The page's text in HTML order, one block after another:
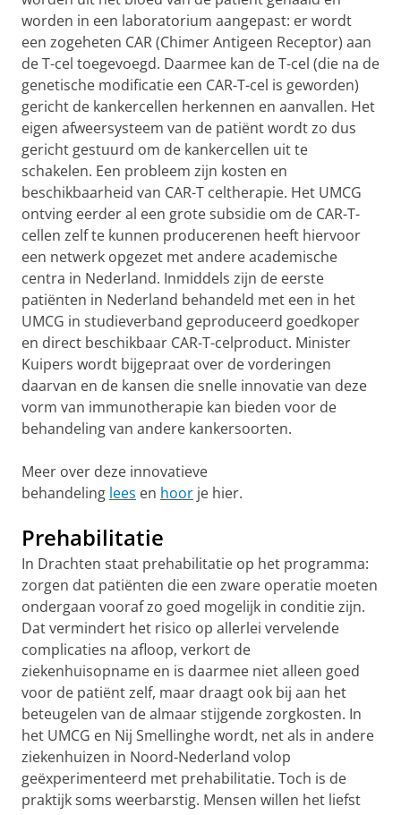
worden in een laboratorium aangepast: er wordt
een zogeheten CAR (Chimer Antigeen Receptor) aan
de T-cel toegevoegd. Daarmee kan de T-cel (die na de
genetische modificatie een CAR-T-cel is geworden)
gericht de kankercellen herkennen en aanvallen. Het
eigen afweersysteem van de patiënt wordt zo dus
gericht gestuurd om de kankercellen uit te
schakelen. Een probleem zijn kosten en
beschikbaarheid van CAR-T celtherapie. Het UMCG
ontving eerder al een grote subsidie om de CAR-T-
cellen zelf te kunnen producerenen heeft hiervoor
een netwerk opgezet met andere academische
centra in Nederland. Inmiddels zijn de eerste
patiënten in Nederland behandeld met een in het
UMCG in studieverband geproduceerd goedkoper
en direct beschikbaar CAR-T-celproduct. Minister
Kuipers wordt bijgepraat over de vorderingen
daarvan en de kansen die snelle innovatie van deze
vorm van immunotherapie kan bieden voor de
behandeling van andere kankersoorten.
Meer over deze innovatieve
behandeling lees en hoor je hier.
Prehabilitatie
In Drachten staat prehabilitatie op het programma:
zorgen dat patiënten die een zware operatie moeten
ondergaan vooraf zo goed mogelijk in conditie zijn.
Dat vermindert het risico op allerlei vervelende
complicaties na afloop, verkort de
ziekenhuisopname en is daarmee niet alleen goed
voor de patiënt zelf, maar draagt ook bij aan het
beteugelen van de almaar stijgende zorgkosten. In
het UMCG en Nij Smellinghe wordt, net als in andere
ziekenhuizen in Noord-Nederland volop
geëxperimenteerd met prehabilitatie. Toch is de
praktijk soms weerbarstig. Mensen willen het liefst